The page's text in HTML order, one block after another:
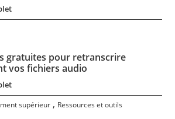
gratuites pour retranscrire
vos fichiers audio
supérieur , Ressources et outils